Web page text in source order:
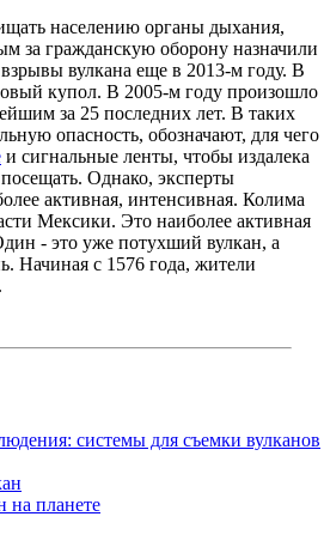
населению органы дыхания,
за гражданскую оборону назначили
вулкана еще в 2013-м году. В
купол. В 2005-м году произошло
за 25 последних лет. В таких
опасность, обозначают, для чего
и сигнальные ленты, чтобы издалека
Однако, эксперты
активная, интенсивная. Колима
Мексики. Это наиболее активная
- это уже потухший вулкан, а
Начиная с 1576 года, жители
системы для съемки вулканов
на планете